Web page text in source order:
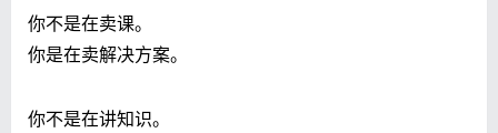
你不是在卖课。
你是在卖解决方案。
你不是在讲知识。